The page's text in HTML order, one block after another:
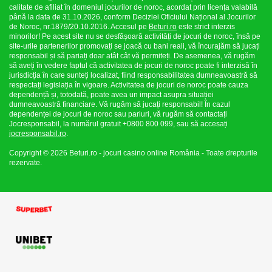
calitate de afiliat în domeniul jocurilor de noroc, acordat prin licența valabilă
până la data de 31.10.2026, conform Deciziei Oficiului Național al Jocurilor
de Noroc, nr.1879/20.10.2016. Accesul pe Beturi.ro este strict interzis
minorilor! Pe acest site nu se desfășoară activități de jocuri de noroc, însă pe
site-urile partenerilor promovați se joacă cu bani reali, vă încurajăm să jucați
responsabil și să pariați doar atât cât vă permiteți. De asemenea, vă rugăm
să aveți în vedere faptul că activitatea de jocuri de noroc poate fi interzisă în
jurisdicția în care sunteți localizat, fiind responsabilitatea dumneavoastră să
respectați legislația în vigoare. Activitatea de jocuri de noroc poate cauza
dependență și, totodată, poate avea un impact asupra situației
dumneavoastră financiare. Vă rugăm să jucați responsabil! În cazul
dependenței de jocuri de noroc sau pariuri, vă rugăm să contactați
Jocresponsabil, la numărul gratuit +0800 800 099, sau să accesați
jocresponsabil.ro.
Copyright © 2026 Beturi.ro - jocuri casino online România - Toate drepturile
rezervate.